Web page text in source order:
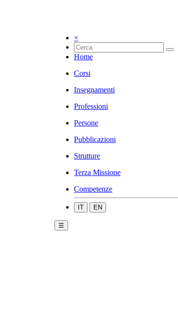
×
Home
Corsi
Insegnamenti
Professioni
Persone
Pubblicazioni
Strutture
Terza Missione
Competenze
IT EN
☰